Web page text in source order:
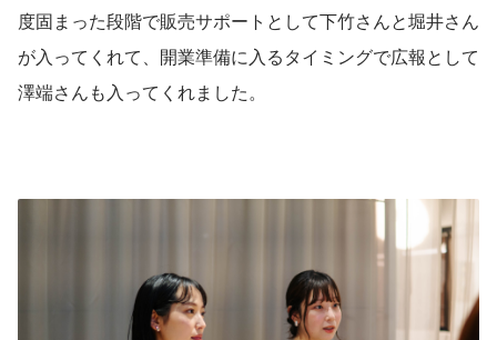
度固まった段階で販売サポートとして下竹さんと堀井さん
が入ってくれて、開業準備に入るタイミングで広報として
澤端さんも入ってくれました。